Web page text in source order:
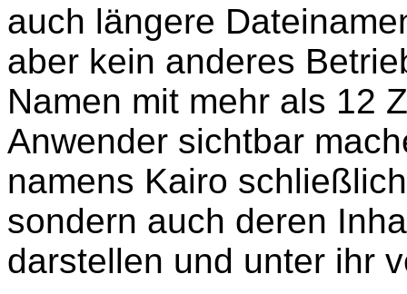
auch längere
aber kein anderes
Namen mit mehr als 12
Anwender sichtbar
namens Kairo
sondern auch deren
darstellen und unter ihr